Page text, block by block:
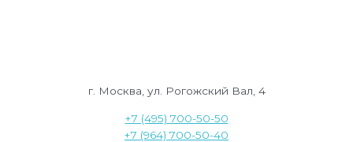
г. Москва, ул. Рогожский Вал, 4
+7 (495) 700-50-50
+7 (964) 700-50-40